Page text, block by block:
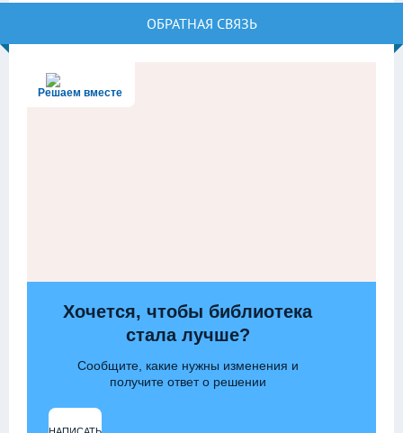
ОБРАТНАЯ СВЯЗЬ
Решаем вместе
Хочется, чтобы библиотека
стала лучше?
Сообщите, какие нужны изменения и
получите ответ о решении
НАПИСАТЬ